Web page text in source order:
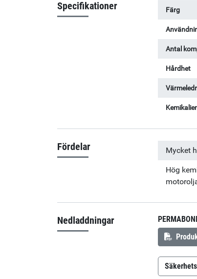
Specifikationer Färg
Antal
Hårdhet
Fördelar Mycket
Hög
Nedladdningar